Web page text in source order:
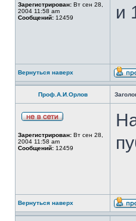
Зарегистрирован: Вт сен 28,
2004 11:58 am
Сообщений: 12459
и
Вернуться наверх
Проф.А.И.Орлов
Зарегистрирован: Вт сен 28,
2004 11:58 am
Сообщений: 12459
Вернуться наверх